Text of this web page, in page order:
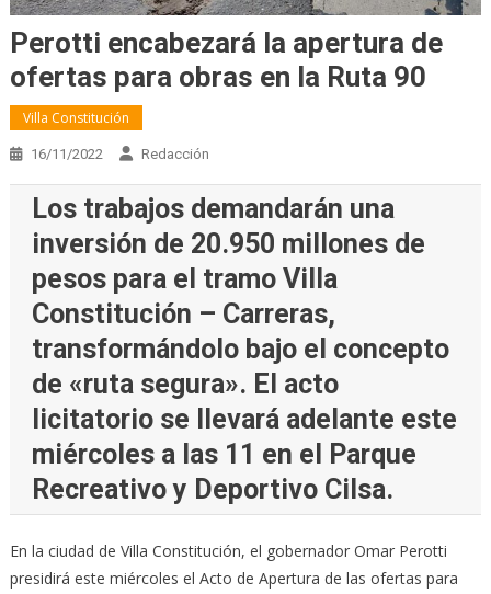
Perotti encabezará la apertura de
ofertas para obras en la Ruta 90
Villa Constitución
16/11/2022 Redacción
Los trabajos demandarán una
inversión de 20.950 millones de
pesos para el tramo Villa
Constitución – Carreras,
transformándolo bajo el concepto
de «ruta segura». El acto
licitatorio se llevará adelante este
miércoles a las 11 en el Parque
Recreativo y Deportivo Cilsa.
En la ciudad de Villa Constitución, el gobernador Omar Perotti
presidirá este miércoles el Acto de Apertura de las ofertas para